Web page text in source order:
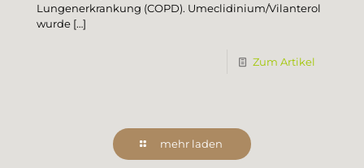
Lungenerkrankung (COPD). Umeclidinium/Vilanterol
wurde […]
Zum Artikel
mehr laden